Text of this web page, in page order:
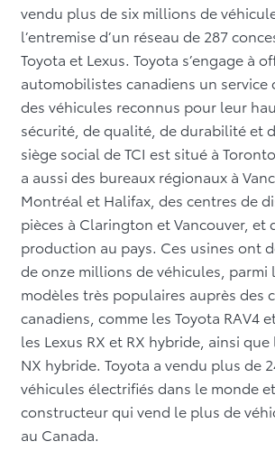
vendu plus de six millions de
l’entremise d’un réseau de 287
Toyota et Lexus. Toyota s’engage à
automobilistes canadiens un service
des véhicules reconnus pour leur
sécurité, de qualité, de durabilité et
siège social de TCI est situé à
a aussi des bureaux régionaux à
Montréal et Halifax, des centres de
pièces à Clarington et Vancouver, et
production au pays. Ces usines ont
de onze millions de véhicules, parmi
modèles très populaires auprès des
canadiens, comme les Toyota RAV4
les Lexus RX et RX hybride, ainsi
NX hybride. Toyota a vendu plus de
véhicules électrifiés dans le monde
constructeur qui vend le plus de
au Canada.